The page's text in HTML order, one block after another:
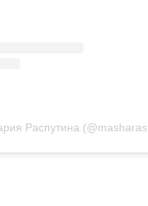
Распутина